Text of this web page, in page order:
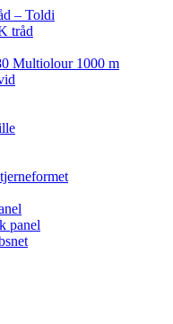
– Toldi
tråd
Multiolour 1000 m
panel